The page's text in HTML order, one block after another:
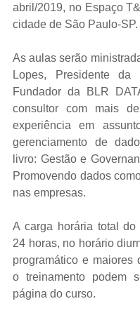
abril/2019, no Espaço
cidade de São Paulo-SP.
As aulas serão
Lopes, Presidente da
Fundador da BLR
consultor com mais
experiência em
gerenciamento de
livro: Gestão e
Promovendo dados
nas empresas.
A carga horária total
24 horas, no horário
programático e maiores
o treinamento podem
página do curso.